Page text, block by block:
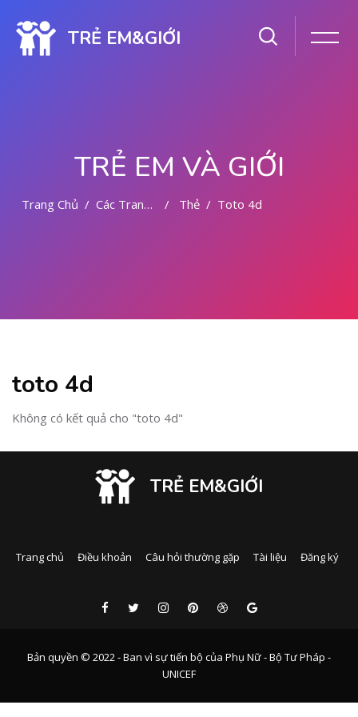
TRẺ EM&GIỚI
TRẺ EM VÀ GIỚI
Trang Chủ Các Trang Của Hệ Thống Thẻ Toto 4d
toto 4d
Không có kết quả cho "toto 4d"
TRẺ EM&GIỚI
Trang chủ Điều khoản Câu hỏi thường gặp Tài liệu Đăng ký
Bản quyền © 2022 - Ban vì sự tiến bộ của Phụ Nữ - Bộ Tư Pháp -
UNICEF